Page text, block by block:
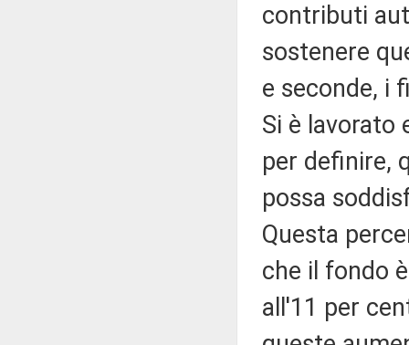
contributi
sostenere
e seconde, i
Si è lavorato
per definire,
possa
Questa
che il fondo
all'11 per